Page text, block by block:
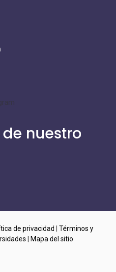
nuestro
de privacidad
Términos y
Mapa del sitio